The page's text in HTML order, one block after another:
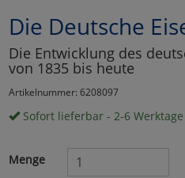
Die Deutsche
Die Entwicklung des
von 1835 bis heute
Artikelnummer: 6208097
Sofort lieferbar - 2-6 Werktage
Menge
Marketing
Umfragetools